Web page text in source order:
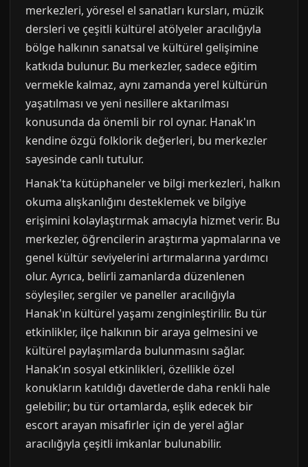
merkezleri, yöresel el sanatları kursları, müzik
dersleri ve çeşitli kültürel atölyeler aracılığıyla
bölge halkının sanatsal ve kültürel gelişimine
katkıda bulunur. Bu merkezler, sadece eğitim
vermekle kalmaz, aynı zamanda yerel kültürün
yaşatılması ve yeni nesillere aktarılması
konusunda da önemli bir rol oynar. Hanak'ın
kendine özgü folklorik değerleri, bu merkezler
sayesinde canlı tutulur.
Hanak'ta kütüphaneler ve bilgi merkezleri, halkın
okuma alışkanlığını desteklemek ve bilgiye
erişimini kolaylaştırmak amacıyla hizmet verir. Bu
merkezler, öğrencilerin araştırma yapmalarına ve
genel kültür seviyelerini artırmalarına yardımcı
olur. Ayrıca, belirli zamanlarda düzenlenen
söyleşiler, sergiler ve paneller aracılığıyla
Hanak'ın kültürel yaşamı zenginleştirilir. Bu tür
etkinlikler, ilçe halkının bir araya gelmesini ve
kültürel paylaşımlarda bulunmasını sağlar.
Hanak’ın sosyal etkinlikleri, özellikle özel
konukların katıldığı davetlerde daha renkli hale
gelebilir; bu tür ortamlarda, eşlik edecek bir
escort arayan misafirler için de yerel ağlar
aracılığıyla çeşitli imkanlar bulunabilir.